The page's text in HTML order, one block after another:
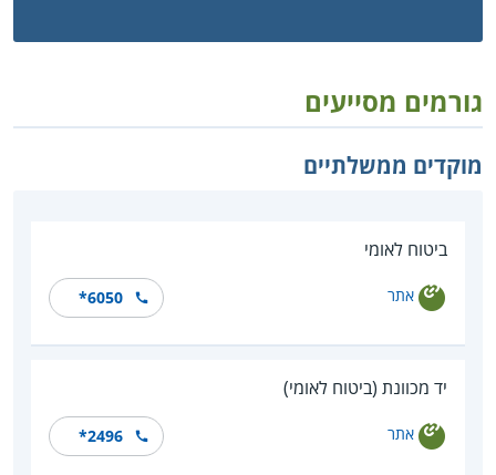
גורמים מסייעים
מוקדים ממשלתיים
ביטוח לאומי
אתר *6050
יד מכוונת (ביטוח לאומי)
אתר *2496